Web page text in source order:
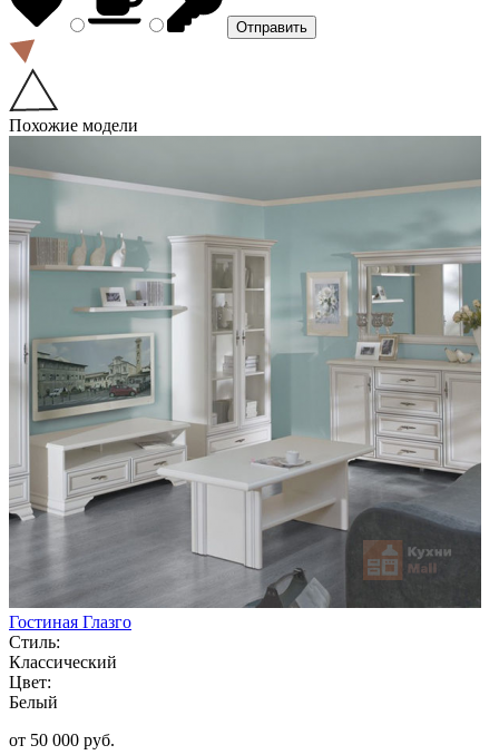
Похожие модели
Гостиная Глазго
Стиль:
Классический
Цвет:
Белый
от 50 000 руб.